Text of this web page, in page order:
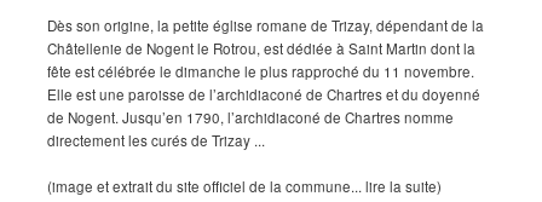
Dès son origine, la petite église romane de Trizay, dépendant de la
Châtellenie de Nogent le Rotrou, est dédiée à Saint Martin dont la
fête est célébrée le dimanche le plus rapproché du 11 novembre.
Elle est une paroisse de l’archidiaconé de Chartres et du doyenné
de Nogent. Jusqu’en 1790, l’archidiaconé de Chartres nomme
directement les curés de Trizay ...
(image et extrait du site officiel de la commune... lire la suite)